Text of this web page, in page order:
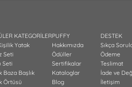
KATEGORİLER
Yatak
Seti
Seti
Baza Başlık
Örtüsü
PUFFY
Hakkımızda
Ödüller
Sertifikalar
Kataloglar
Blog
DESTEK
Sıkça
Ödeme
Teslimat
İade ve
İletişim